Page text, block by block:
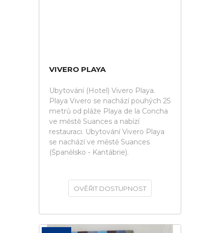
VIVERO PLAYA
Ubytování (Hotel) Vivero Playa.
Playa Vivero se nachází pouhých 25
metrů od pláže Playa de la Concha
ve městě Suances a nabízí
restauraci. Ubytování Vivero Playa
se nachází ve městě Suances
(Španělsko - Kantábrie).
OVĚŘIT DOSTUPNOST